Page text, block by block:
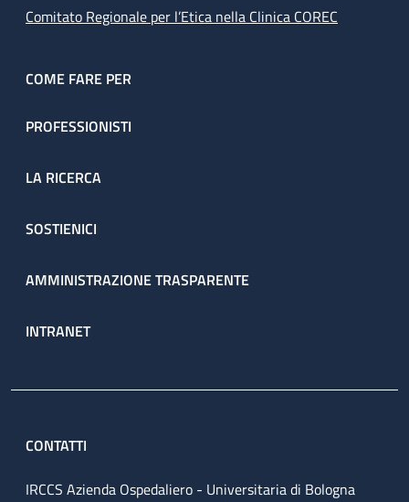
Comitato Regionale per l’Etica nella Clinica COREC
COME FARE PER
PROFESSIONISTI
LA RICERCA
SOSTIENICI
AMMINISTRAZIONE TRASPARENTE
INTRANET
CONTATTI
IRCCS Azienda Ospedaliero - Universitaria di Bologna